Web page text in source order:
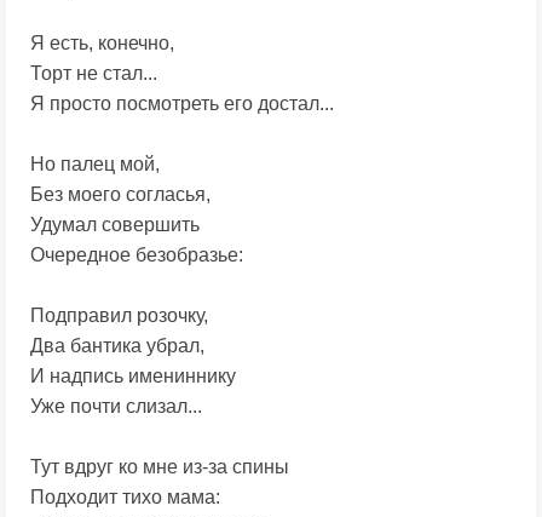
Я есть, конечно,
Торт не стал...
Я просто посмотреть его достал...
Но палец мой,
Без моего согласья,
Удумал совершить
Очередное безобразье:
Подправил розочку,
Два бантика убрал,
И надпись имениннику
Уже почти слизал...
Тут вдруг ко мне из-за спины
Подходит тихо мама: